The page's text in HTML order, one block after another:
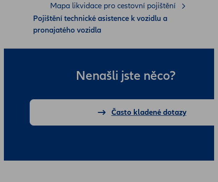
Nenašli jste něco?
Často kladené dotazy
Mapa likvidace pro cestovní pojištění
Pojištění technické asistence k vozidlu a
pronajatého vozidla